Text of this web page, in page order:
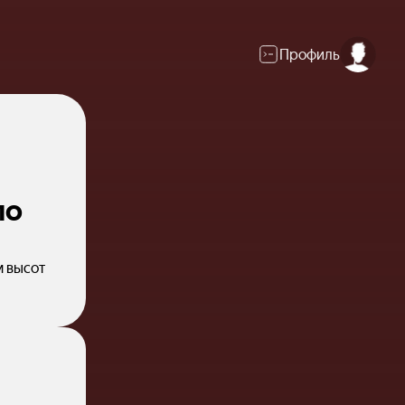
Профиль
высот